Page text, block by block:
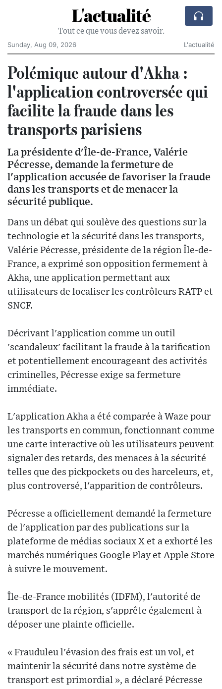
L'actualité
Tout ce que vous devez savoir.
Sunday, Aug 09, 2026
L'actualité
Polémique autour d'Akha :
l'application controversée qui
facilite la fraude dans les
transports parisiens
La présidente d'Île-de-France, Valérie
Pécresse, demande la fermeture de
l'application accusée de favoriser la fraude
dans les transports et de menacer la
sécurité publique.
Dans un débat qui soulève des questions sur la
technologie et la sécurité dans les transports,
Valérie Pécresse, présidente de la région Île-de-
France, a exprimé son opposition fermement à
Akha, une application permettant aux
utilisateurs de localiser les contrôleurs RATP et
SNCF.
Décrivant l'application comme un outil
'scandaleux' facilitant la fraude à la tarification
et potentiellement encourageant des activités
criminelles, Pécresse exige sa fermeture
immédiate.
L'application Akha a été comparée à Waze pour
les transports en commun, fonctionnant comme
une carte interactive où les utilisateurs peuvent
signaler des retards, des menaces à la sécurité
telles que des pickpockets ou des harceleurs, et,
plus controversé, l'apparition de contrôleurs.
Pécresse a officiellement demandé la fermeture
de l'application par des publications sur la
plateforme de médias sociaux X et a exhorté les
marchés numériques Google Play et Apple Store
à suivre le mouvement.
Île-de-France mobilités (IDFM), l'autorité de
transport de la région, s'apprête également à
déposer une plainte officielle.
« Frauduleu l'évasion des frais est un vol, et
maintenir la sécurité dans notre système de
transport est primordial », a déclaré Pécresse